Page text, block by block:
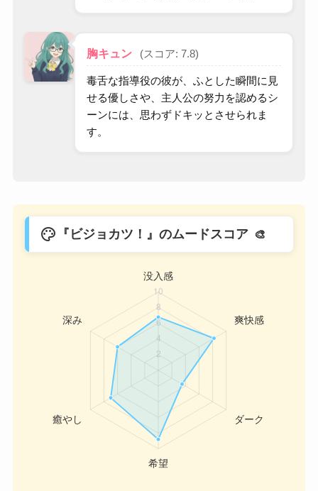
胸キュン (スコア: 7.8)
毒舌な指導役の彼が、ふとした瞬間に見
せる優しさや、主人公の努力を認めるシ
ーンには、思わずドキッとさせられま
す。
palette 『ビジョカツ！』のムードスコア